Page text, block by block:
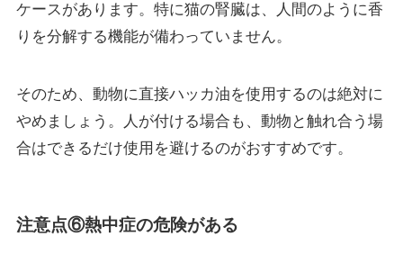
ケースがあります。特に猫の腎臓は、人間のように香
りを分解する機能が備わっていません。
そのため、動物に直接ハッカ油を使用するのは絶対に
やめましょう。人が付ける場合も、動物と触れ合う場
合はできるだけ使用を避けるのがおすすめです。
注意点⑥熱中症の危険がある